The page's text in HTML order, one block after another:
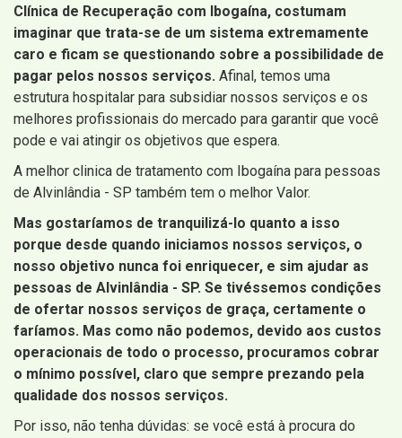
Clínica de Recuperação com Ibogaína, costumam
imaginar que trata-se de um sistema extremamente
caro e ficam se questionando sobre a possibilidade de
pagar pelos nossos serviços. Afinal, temos uma
estrutura hospitalar para subsidiar nossos serviços e os
melhores profissionais do mercado para garantir que você
pode e vai atingir os objetivos que espera.
A melhor clinica de tratamento com Ibogaína para pessoas
de Alvinlândia - SP também tem o melhor Valor.
Mas gostaríamos de tranquilizá-lo quanto a isso
porque desde quando iniciamos nossos serviços, o
nosso objetivo nunca foi enriquecer, e sim ajudar as
pessoas de Alvinlândia - SP. Se tivéssemos condições
de ofertar nossos serviços de graça, certamente o
faríamos. Mas como não podemos, devido aos custos
operacionais de todo o processo, procuramos cobrar
o mínimo possível, claro que sempre prezando pela
qualidade dos nossos serviços.
Por isso, não tenha dúvidas: se você está à procura do